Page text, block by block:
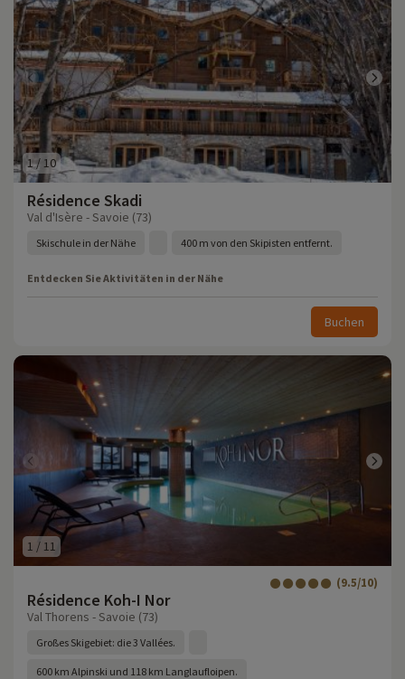
1/ 10
Résidence Skadi
Val d'Isère - Savoie (73)
Skischule in der Nähe 400 m von den Skipisten entfernt.
Entdecken Sie Aktivitäten in der Nähe
Buchen
1 / 11
Résidence Koh-I Nor
(9.5/10)
Val Thorens - Savoie (73)
Großes Skigebiet: die 3 Vallées.
600 km Alpinski und 118 km Langlaufloipen.